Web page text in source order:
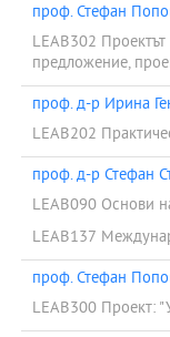
проф. Стефан
LEAB302
предложение,
проф. д-р Ирина
LEAB202
проф. д-р Стефан
LEAB090 Основи
LEAB137
проф. Стефан
LEAB300 Проект: